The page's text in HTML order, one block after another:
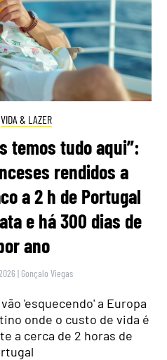
VIDA & LAZER
temos tudo aqui”:
rendidos a
a 2 h de Portugal
e há 300 dias de
ano
| Gonçalo Viegas
'esquecendo' a Europa
onde o custo de vida é
a cerca de 2 horas de